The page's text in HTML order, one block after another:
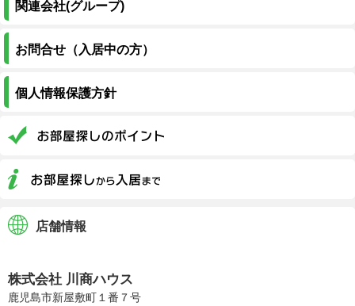
関連会社(グループ)
お問合せ（入居中の方）
個人情報保護方針
店舗情報
株式会社 川商ハウス
鹿児島市新屋敷町１番７号